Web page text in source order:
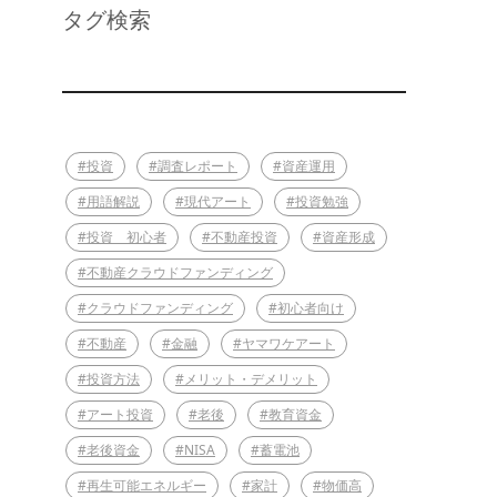
タグ検索
#投資 #調査レポート
#資産運用
#用語解説
#現代アート
#投資勉強
#投資 初心者
#不動産投資
#資産形成
#不動産クラウドファンディング
#クラウドファンディング
#初心者向け
#不動産
#金融
#ヤマワケアート
#投資方法
#メリット・デメリット
#アート投資
#老後
#教育資金
#老後資金
#NISA
#蓄電池
#再生可能エネルギー
#家計 #物価高